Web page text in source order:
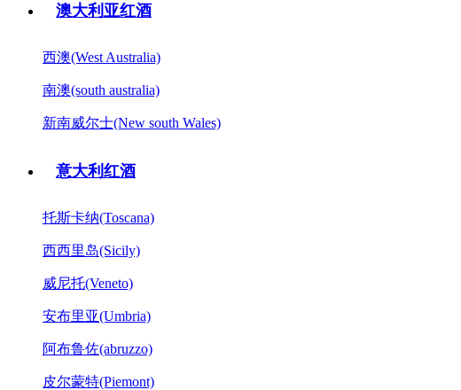
澳大利亚红酒
西澳(West Australia)
南澳(south australia)
新南威尔士(New south Wales)
意大利红酒
托斯卡纳(Toscana)
西西里岛(Sicily)
威尼托(Veneto)
安布里亚(Umbria)
阿布鲁佐(abruzzo)
皮尔蒙特(Piemont)